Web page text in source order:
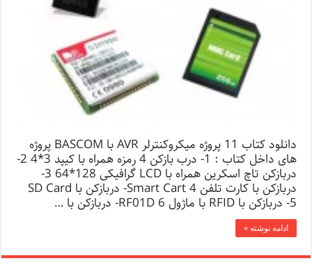
دانلود کتاب 11 پروژه میکروکنترلر AVR با BASCOM پروژه
های داخل کتاب : 1- درب بازکن 4 رمزه همراه با کیپد 3*4 2-
دربازکن تاچ اسکرین همراه با LCD گرافیکی 128*64 3-
دربازکن با کارت تلفن Smart Cart 4- دربازکن با SD Card
5- دربازکن با RFID با ماژول RF01D 6- دربازکن با …
ادامه نوشته »